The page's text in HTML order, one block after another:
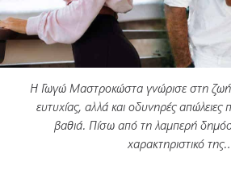
Η Γωγώ Μαστροκώστα γνώρισε στη ζωή
ευτυχίας, αλλά και οδυνηρές
βαθιά. Πίσω από τη λαμπερή
χαρακτηριστικό